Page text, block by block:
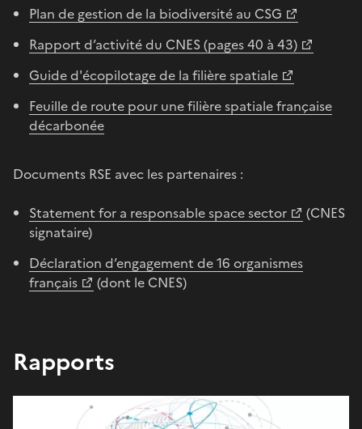
Plan de gestion de la biodiversité au CSG
Rapport d’activité du CNES (pages 40 à 43)
Guide d'écopilotage de la filière spatiale
Feuille de route pour une filière spatiale française
décarbonée
Documents RSE avec les partenaires :
Statement for a responsable space sector
(CNES
signataire)
Déclaration d’engagement de 16 organismes
français
(dont le CNES)
Rapports